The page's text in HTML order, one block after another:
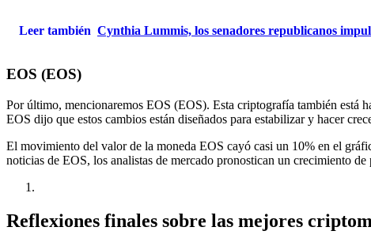
Leer también Cynthia Lummis, los senadores republicanos
EOS (EOS)
Por último, mencionaremos EOS (EOS). Esta criptografía también está
EOS dijo que estos cambios están diseñados para estabilizar y hacer
El movimiento del valor de la moneda EOS cayó casi un 10% en el
noticias de EOS, los analistas de mercado pronostican un crecimiento
Reflexiones finales sobre las mejores